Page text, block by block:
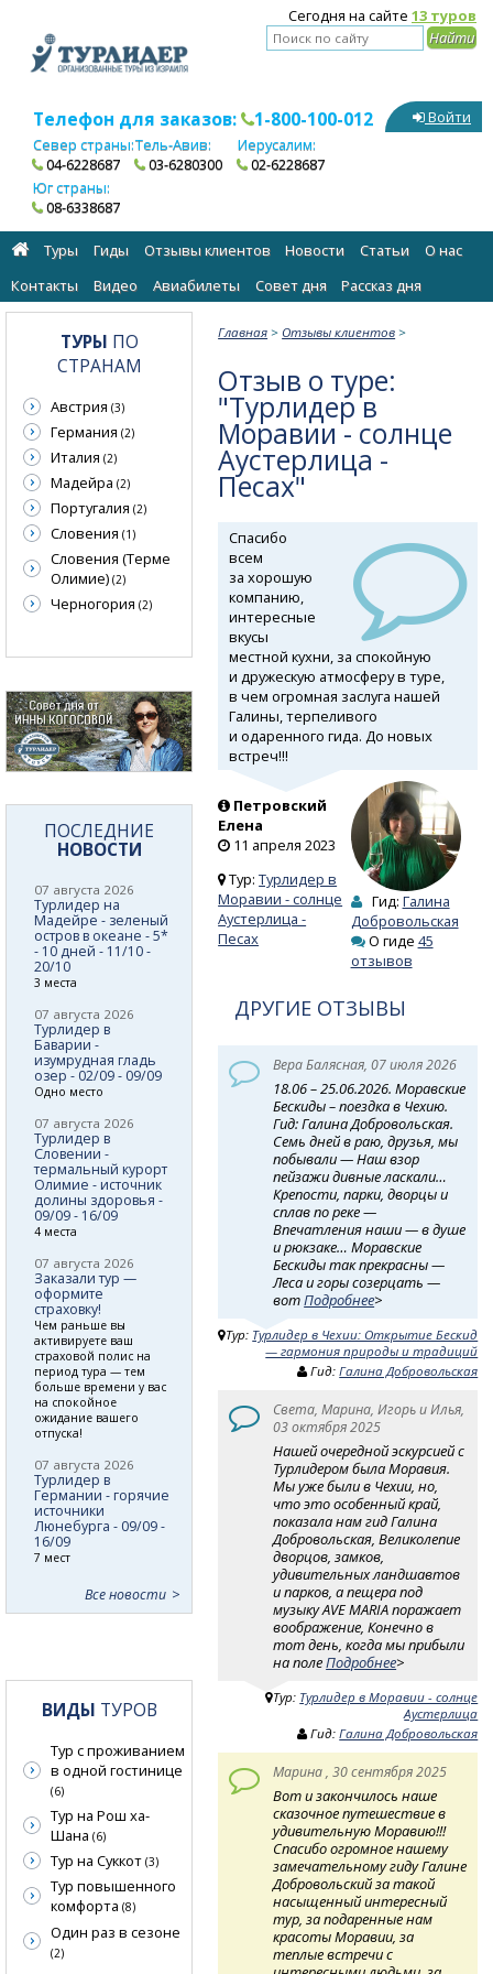
Сегодня на сайте 13 туров
Телефон для заказов: 1-800-100-012
Север страны:
04-6228687
Тель-Авив:
03-6280300
Иерусалим:
02-6228687
Юг страны:
08-6338687
Войти
Туры Гиды Отзывы клиентов Новости Статьи
О нас
Контакты
Видео Авиабилеты Cовет дня Рассказ дня
Главная > Отзывы клиентов >
Отзыв о туре:
"Турлидер в
Моравии - солнце
Аустерлица -
Песах"
Спасибо
всем
за хорошую
компанию,
интересные
вкусы
местной кухни, за спокойную
и дружескую атмосферу в туре,
в чем огромная заслуга нашей
Галины, терпеливого
и одаренного гида. До новых
встреч!!!
Петровский
Елена
11 апреля 2023
Тур:Турлидер в
Моравии - солнце
Аустерлица -
Песах
Гид: Галина
Добровольская
О гиде 45
отзывов
ДРУГИЕ ОТЗЫВЫ
Вера Балясная, 07 июля 2026
18.06 – 25.06.2026. Моравские
Бескиды – поездка в Чехию.
Гид: Галина Добровольская.
Семь дней в раю, друзья, мы
побывали — Наш взор
пейзажи дивные ласкали…
Крепости, парки, дворцы и
сплав по реке —
Впечатления наши — в душе
и рюкзаке… Моравские
Бескиды так прекрасны —
Леса и горы созерцать —
вотПодробнее>
Тур: Турлидер в Чехии: Открытие Бескид
— гармония природы и традиций
Гид:Галина Добровольская
Света, Марина, Игорь и Илья,
03 октября 2025
Нашей очередной эскурсией с
Турлидером была Моравия.
Мы уже были в Чехии, но,
что это особенный край,
показала нам гид Галина
Добровольская, Великолепие
дворцов, замков,
удивительных ландшавтов
и парков, а пещера под
музыку AVE MARIA поражает
воображение, Конечно в
тот день, когда мы прибыли
на полеПодробнее>
Тур: Турлидер в Моравии - солнце
Аустерлица
Гид:Галина Добровольская
Марина , 30 сентября 2025
Вот и закончилось наше
сказочное путешествие в
удивительную Моравию!!!
Спасибо огромное нашему
замечательному гиду Галине
Добровольский за такой
насыщенный интересный
тур, за подаренные нам
красоты Моравии, за
теплые встречи с
ТУРЫ ПО
СТРАНАМ
Австрия (3)
Германия (2)
Италия (2)
Мадейра (2)
Португалия (2)
Словения (1)
Словения (Терме
Олимие) (2)
Черногория (2)
ПОСЛЕДНИЕ
НОВОСТИ
07 августа 2026
Турлидер на
Мадейре - зеленый
остров в океане - 5*
- 10 дней - 11/10 -
20/10
3 места
07 августа 2026
Турлидер в
Баварии -
изумрудная гладь
озер - 02/09 - 09/09
Одно место
07 августа 2026
Турлидер в
Словении -
термальный курорт
Олимие - источник
долины здоровья -
09/09 - 16/09
4 места
07 августа 2026
Заказали тур —
оформите
страховку!
Чем раньше вы
активируете ваш
страховой полис на
период тура — тем
больше времени у вас
на спокойное
ожидание вашего
отпуска!
07 августа 2026
Турлидер в
Германии - горячие
источники
Люнебурга - 09/09 -
16/09
7 мест
Все новости
ВИДЫ ТУРОВ
Тур с проживанием
в одной гостинице
(6)
Тур на Рош ха-
Шана (6)
Тур на Суккот (3)
Тур повышенного
комфорта (8)
Один раз в сезоне
(2)